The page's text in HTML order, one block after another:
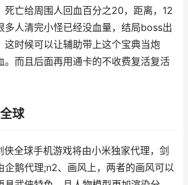
死亡给周围人回血百分之20，距离，12
多人清完小怪已经没血量，结局boss出
这时候可以让辅助带上这个宝典当炮
。而且后面再用通卡的不收费复活复活
球
侠全球手机游戏将由小米独家代理，剑
企鹅代理;n2、画风上，两者的画风可以